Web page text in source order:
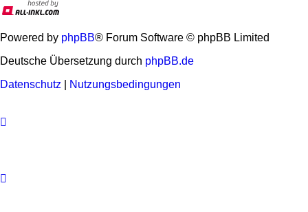
Powered by phpBB® Forum Software © phpBB Limited
Deutsche Übersetzung durch phpBB.de
Datenschutz
Nutzungsbedingungen